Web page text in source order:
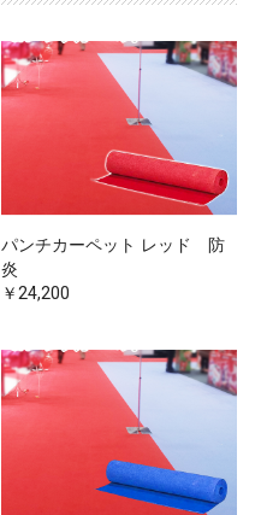
パンチカーペット レッド 防
炎
￥24,200